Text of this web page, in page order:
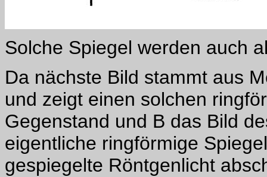
Solche Spiegel werden auch
Da nächste Bild stammt aus
und zeigt einen solchen
Gegenstand und B das Bild
eigentliche ringförmige
gespiegelte Röntgenlicht